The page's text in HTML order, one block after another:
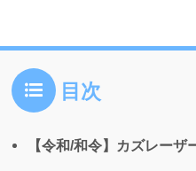
目次
【令和/和令】カズレーザ